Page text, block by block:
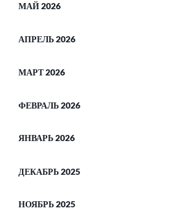
МАЙ 2026
АПРЕЛЬ 2026
МАРТ 2026
ФЕВРАЛЬ 2026
ЯНВАРЬ 2026
ДЕКАБРЬ 2025
НОЯБРЬ 2025